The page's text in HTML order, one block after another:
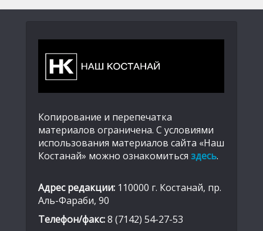
Копирование и перепечатка
материалов ограничена. С условиями
использования материалов сайта «Наш
Костанай» можно ознакомиться здесь.
Адрес редакции: 110000 г. Костанай, пр.
Аль-Фараби, 90
Телефон/факс:8 (7142) 54-27-53